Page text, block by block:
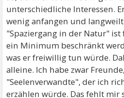
unterschiedliche Interessen.
wenig anfangen und
"Spaziergang in der Natur" ist
ein Minimum beschränkt
was er freiwillig tun würde.
alleine. Ich habe zwar
"Seelenverwandte", der ich
erzählen würde. Das fehlt mir